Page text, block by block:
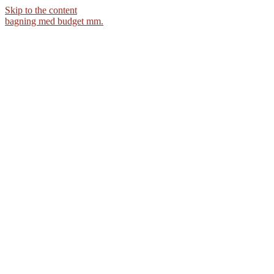
Skip to the content
bagning med budget mm.